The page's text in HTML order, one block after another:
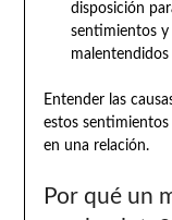
disposición
sentimientos y
Entender las
estos
en una relación.
Por qué un